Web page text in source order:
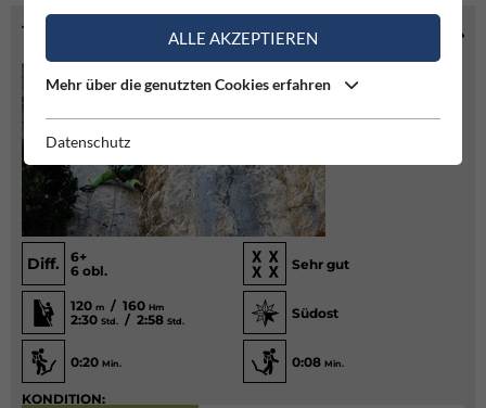
TOURENINFO
Diff.
6+
6 obl.
Sehr gut
120 m / 160 Hm
2:30 Std. / 2:58 Std.
Südost
0:20 Min. 0:08 Min.
KONDITION:
ALLE AKZEPTIEREN
Mehr über die genutzten Cookies erfahren
Datenschutz